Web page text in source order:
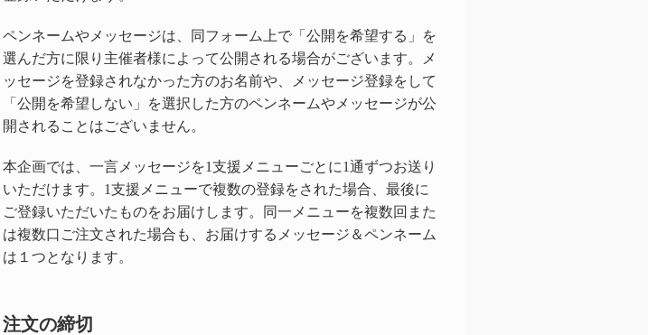
ペンネームやメッセージは、同フォーム上で「公開を希望する」を
選んだ方に限り主催者様によって公開される場合がございます。メ
ッセージを登録されなかった方のお名前や、メッセージ登録をして
「公開を希望しない」を選択した方のペンネームやメッセージが公
開されることはございません。
本企画では、一言メッセージを1支援メニューごとに1通ずつお送り
いただけます。1支援メニューで複数の登録をされた場合、最後に
ご登録いただいたものをお届けします。同一メニューを複数回また
は複数口ご注文された場合も、お届けするメッセージ＆ペンネーム
は１つとなります。
注文の締切